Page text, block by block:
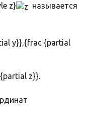
z}
называется
y}},{frac {partial